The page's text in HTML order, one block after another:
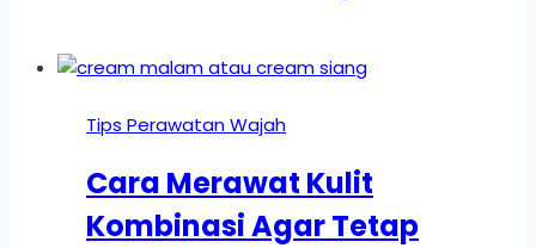
Tips Perawatan Wajah
Cara Merawat Kulit
Kombinasi Agar Tetap